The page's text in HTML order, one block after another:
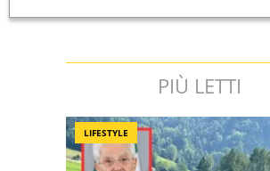
PIÙ LETTI
LIFESTYLE